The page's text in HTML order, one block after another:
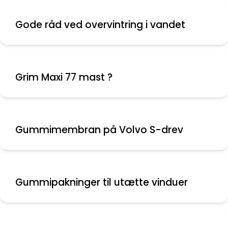
Gode råd ved overvintring i vandet
Grim Maxi 77 mast ?
Gummimembran på Volvo S-drev
Gummipakninger til utætte vinduer